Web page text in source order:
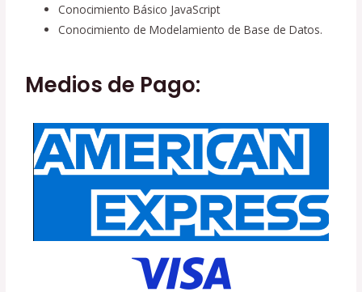
Conocimiento Básico JavaScript
Conocimiento de Modelamiento de Base de Datos.
Medios de Pago: